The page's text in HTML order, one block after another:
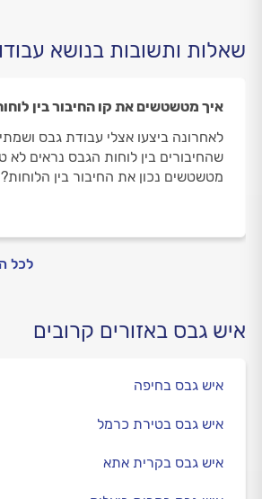
שאלות ותשובות בנושא
איך מטשטשים את קו החיבור בין
לאחרונה ביצעו אצלי עבודת גבס
שהחיבורים בין לוחות הגבס נראים לא
מטשטשים נכון את החיבור בין הלוחות?
לכל
איש גבס באזורים קרובים
איש גבס בחיפה
איש גבס בטירת כרמל
איש גבס בקרית אתא